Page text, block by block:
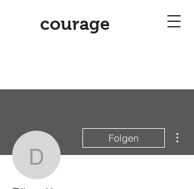
courage
DilonaKovana
Folgen